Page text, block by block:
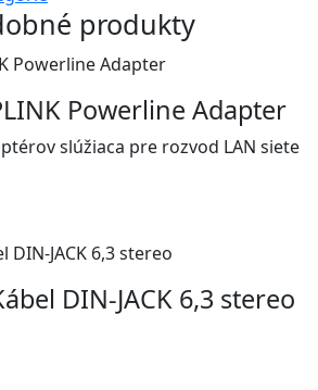
produkty
Powerline Adapter
slúžiaca pre rozvod LAN siete
DIN-JACK 6,3 stereo